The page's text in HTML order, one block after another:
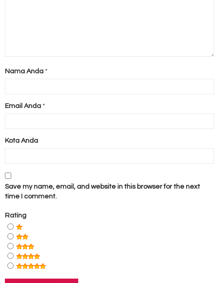
Nama Anda *
Email Anda *
Kota Anda
Save my name, email, and website in this browser for the next
time I comment.
Rating